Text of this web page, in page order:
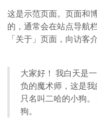
这是示范页面。页面和
的，通常会在站点导航
「关于」页面，向访客
大家好！ 我白天是
负的魔术师，这是
只名叫二哈的小狗
狗。